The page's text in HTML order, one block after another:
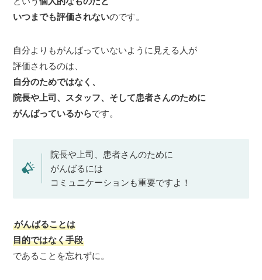
いつまでも評価されないのです。
自分よりもがんばっていないように見える人が
評価されるのは、
自分のためではなく、
院長や上司、スタッフ、そして患者さんのために
がんばっているからです。
院長や上司、患者さんのために
がんばるには
コミュニケーションも重要ですよ！
がんばることは
目的ではなく手段
であることを忘れずに。